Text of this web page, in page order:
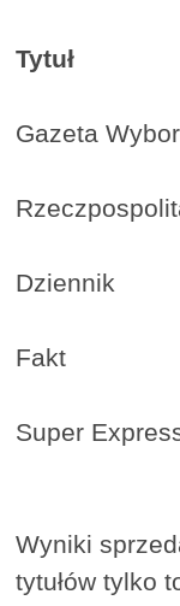
Tytuł
Wyniki
tytułów tylko